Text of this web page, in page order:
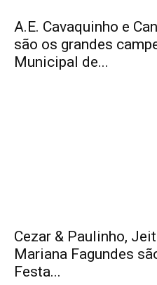
A.E. Cavaquinho e
são os grandes
Municipal de...
Cezar & Paulinho,
Mariana Fagundes
Festa...